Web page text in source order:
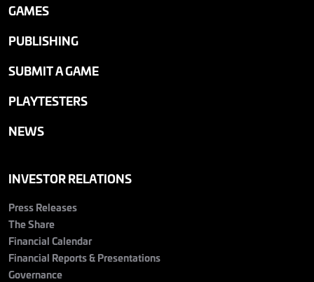
GAMES
PUBLISHING
SUBMIT A GAME
PLAYTESTERS
NEWS
INVESTOR RELATIONS
Press Releases
The Share
Financial Calendar
Financial Reports & Presentations
Governance